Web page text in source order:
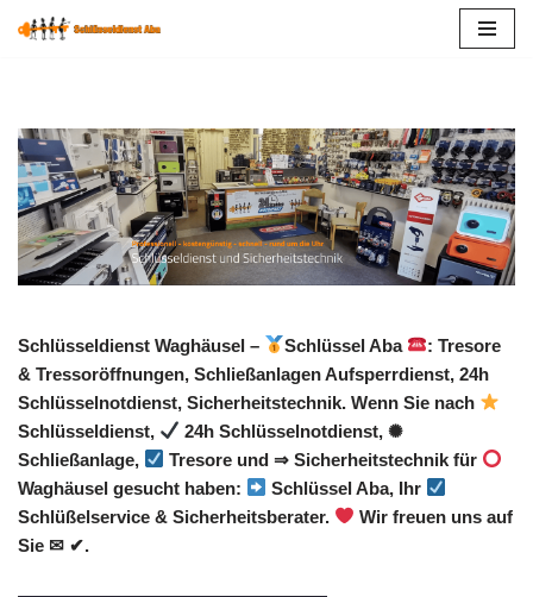
Schlüsseldienst Waghäusel – Schlüssel Aba
: Tresore
& Tressoröffnungen, Schließanlagen Aufsperrdienst, 24h
Schlüsselnotdienst, Sicherheitstechnik. Wenn Sie nach
Schlüsseldienst,
24h Schlüsselnotdienst, ✺
Schließanlage,
Tresore und ⇒ Sicherheitstechnik für
Waghäusel gesucht haben:
Schlüssel Aba, Ihr
Schlüßelservice & Sicherheitsberater.
Wir freuen uns auf
Sie ✉ ✔.